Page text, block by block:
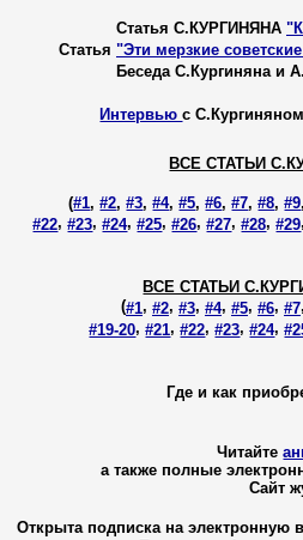
Cтатья С.КУРГИНЯНА
Cтатья "Эти мерзкие
Беседа С.Кургиняна и
Интервьюс
ВСЕ СТАТЬИ
(#1,#2,#3,#4,#5,#6,#7,#8,#9
#22,#23,#24,#25,#26,#27,#28,#29
ВСЕ СТАТЬИ
(#1, #2, #3, #4, #5, #6, #7
#19-20,#21,#22,#23,#24,
Где и как
Читайте
а также полные
Cайт
Открыта подписка на электронную